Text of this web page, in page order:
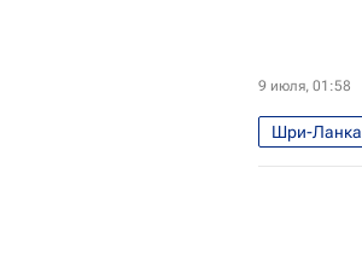
9 июля, 01:58
Шри-Ланка
В мире